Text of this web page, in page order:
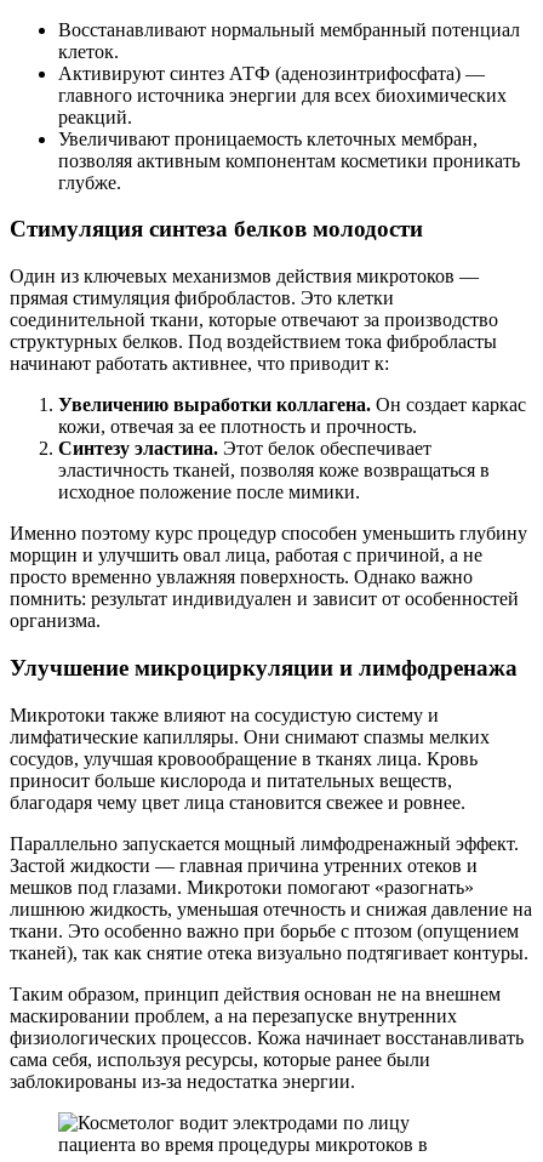
Восстанавливают нормальный мембранный потенциал
клеток.
Активируют синтез АТФ (аденозинтрифосфата) —
главного источника энергии для всех биохимических
реакций.
Увеличивают проницаемость клеточных мембран,
позволяя активным компонентам косметики проникать
глубже.
Стимуляция синтеза белков молодости
Один из ключевых механизмов действия микротоков —
прямая стимуляция фибробластов. Это клетки
соединительной ткани, которые отвечают за производство
структурных белков. Под воздействием тока фибробласты
начинают работать активнее, что приводит к:
Увеличению выработки коллагена. Он создает каркас
кожи, отвечая за ее плотность и прочность.
Синтезу эластина. Этот белок обеспечивает
эластичность тканей, позволяя коже возвращаться в
исходное положение после мимики.
Именно поэтому курс процедур способен уменьшить глубину
морщин и улучшить овал лица, работая с причиной, а не
просто временно увлажняя поверхность. Однако важно
помнить: результат индивидуален и зависит от особенностей
организма.
Улучшение микроциркуляции и лимфодренажа
Микротоки также влияют на сосудистую систему и
лимфатические капилляры. Они снимают спазмы мелких
сосудов, улучшая кровообращение в тканях лица. Кровь
приносит больше кислорода и питательных веществ,
благодаря чему цвет лица становится свежее и ровнее.
Параллельно запускается мощный лимфодренажный эффект.
Застой жидкости — главная причина утренних отеков и
мешков под глазами. Микротоки помогают «разогнать»
лишнюю жидкость, уменьшая отечность и снижая давление на
ткани. Это особенно важно при борьбе с птозом (опущением
тканей), так как снятие отека визуально подтягивает контуры.
Таким образом, принцип действия основан не на внешнем
маскировании проблем, а на перезапуске внутренних
физиологических процессов. Кожа начинает восстанавливать
сама себя, используя ресурсы, которые ранее были
заблокированы из-за недостатка энергии.